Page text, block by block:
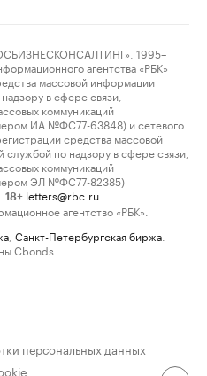
1995–
агентства «РБК»
массовой информации
в сфере связи,
коммуникаций
ИА №ФС77-63848) и сетевого
средства массовой
по надзору в сфере связи,
коммуникаций
ЭЛ №ФС77-82385)
18+ letters@rbc.ru
агентство «РБК».
Санкт-Петербургская биржа
Cbonds.
персональных данных